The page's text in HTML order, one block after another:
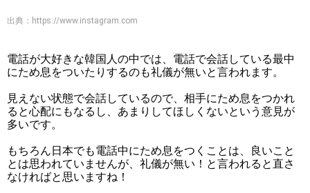
出典： https://www.instagram.com
電話が大好きな韓国人の中では、電話で会話している最中
にため息をついたりするのも礼儀が無いと言われます。
見えない状態で会話しているので、相手にため息をつかれ
ると心配にもなるし、あまりしてほしくないという意見が
多いです。
もちろん日本でも電話中にため息をつくことは、良いこと
とは思われていませんが、礼儀が無い！と言われると直さ
なければと思いますね！